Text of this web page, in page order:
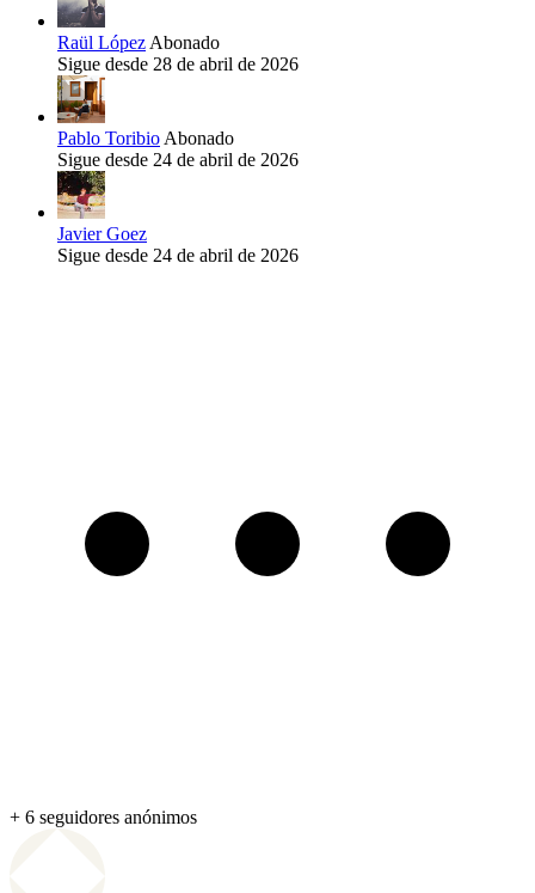
Raül López Abonado
Sigue desde 28 de abril de 2026
Pablo Toribio Abonado
Sigue desde 24 de abril de 2026
Javier Goez
Sigue desde 24 de abril de 2026
+ 6 seguidores anónimos